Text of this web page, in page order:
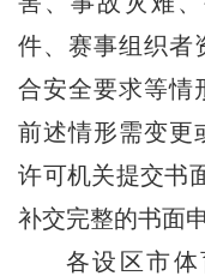
件、赛事组织者
合安全要求等情
前述情形需变更
许可机关提交书
补交完整的书面
各设区市